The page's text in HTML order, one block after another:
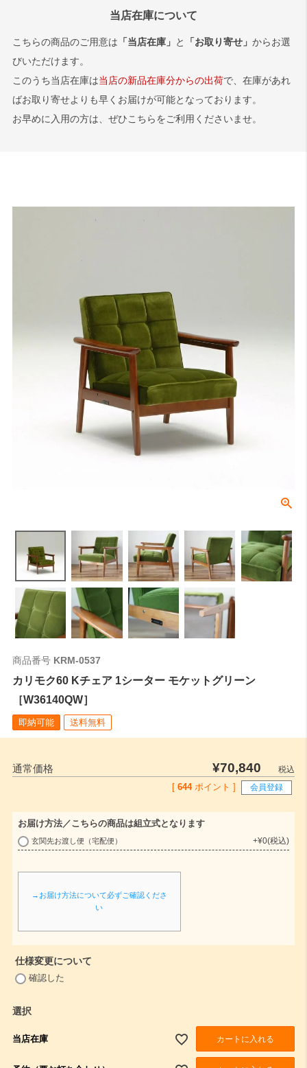
ラバートリー材でのお届けとなります。
旧のご指定は承ることができませんので、あらかじめご了承いただけ
サンプル画像1 、サンプル画像2 、サンプル画像3
当店在庫について
こちらの商品のご用意は 「当店在庫」 と 「お取り寄せ」 からお選
びいただけます。
このうち当店在庫は当店の新品在庫分からの出荷で、在庫があれ
ばお取り寄せよりも早くお届けが可能となっております。
お早めに入用の方は、ぜひこちらをご利用くださいませ。
商品番号 KRM-0537
カリモク60 Kチェア 1シーター モケットグリーン
［W36140QW］
即納可能 送料無料
通常価格 ¥70,840
税込
[ 644 ポイント ] 会員登録
お届け方法／こちらの商品は組立式となります
玄関先お渡し便（宅配便） +¥0 税込
→お届け方法について必ずご確認くださ
い
仕様変更について
確認した
選択
当店在庫 カートに入れる